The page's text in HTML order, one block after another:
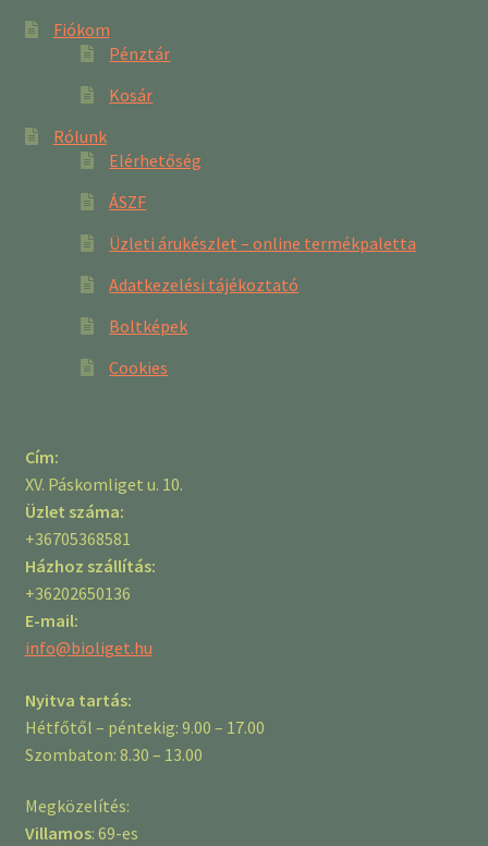
Fiókom
Pénztár
Kosár
Rólunk
Elérhetőség
ÁSZF
Üzleti árukészlet – online termékpaletta
Adatkezelési tájékoztató
Boltképek
Cookies
Cím:
XV. Páskomliget u. 10.
Üzlet száma:
+36705368581
Házhoz szállítás:
+36202650136
E-mail:
info@bioliget.hu
Nyitva tartás:
Hétfőtől – péntekig: 9.00 – 17.00
Szombaton: 8.30 – 13.00
Megközelítés:
Villamos: 69-es